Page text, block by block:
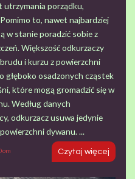
utrzymania porządku,
to, nawet najbardziej
w stanie poradzić sobie z
Większość odkurzaczy
i kurzu z powierzchni
głęboko osadzonych cząstek
które mogą gromadzić się w
Według danych
odkurzacz usuwa jedynie
dywanu. ...
Czytaj więcej